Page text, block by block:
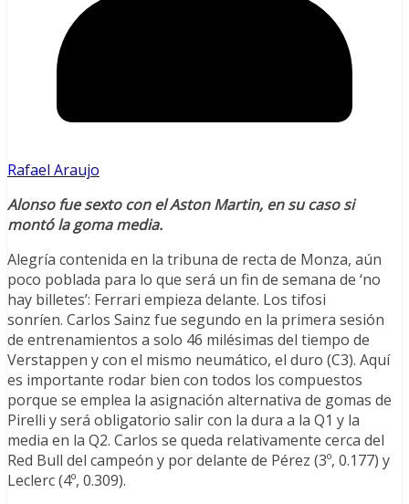
Rafael Araujo
Alonso fue sexto con el Aston Martin, en su caso si
montó la goma media.
Alegría contenida en la tribuna de recta de Monza, aún
poco poblada para lo que será un fin de semana de ‘no
hay billetes’: Ferrari empieza delante. Los tifosi
sonríen. Carlos Sainz fue segundo en la primera sesión
de entrenamientos a solo 46 milésimas del tiempo de
Verstappen y con el mismo neumático, el duro (C3). Aquí
es importante rodar bien con todos los compuestos
porque se emplea la asignación alternativa de gomas de
Pirelli y será obligatorio salir con la dura a la Q1 y la
media en la Q2. Carlos se queda relativamente cerca del
Red Bull del campeón y por delante de Pérez (3º, 0.177) y
Leclerc (4º, 0.309).